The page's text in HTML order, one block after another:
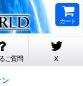
カート
ご質問 X
ン